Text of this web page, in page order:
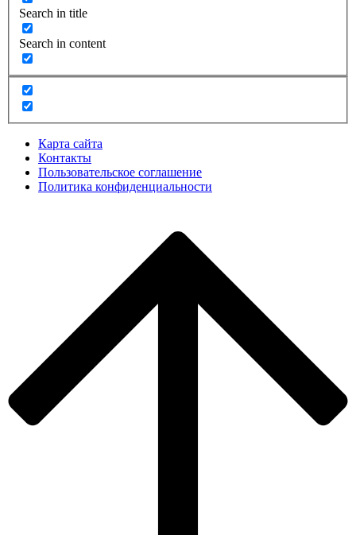
Search in title
Search in content
Карта сайта
Контакты
Пользовательское соглашение
Политика конфиденциальности